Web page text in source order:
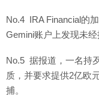
No.4 IRA Financial的
Gemini账户上发现未
No.5 据报道，一名持
质，并要求提供2亿欧
捕。